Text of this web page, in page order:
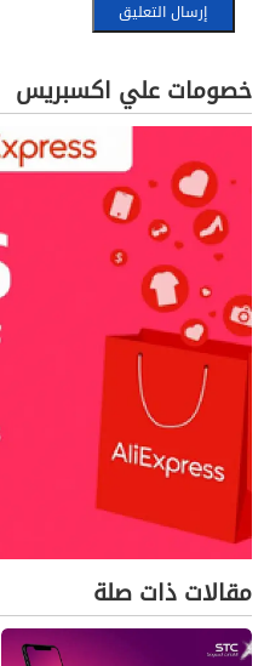
خصومات علي اكسبريس
مقالات ذات صلة